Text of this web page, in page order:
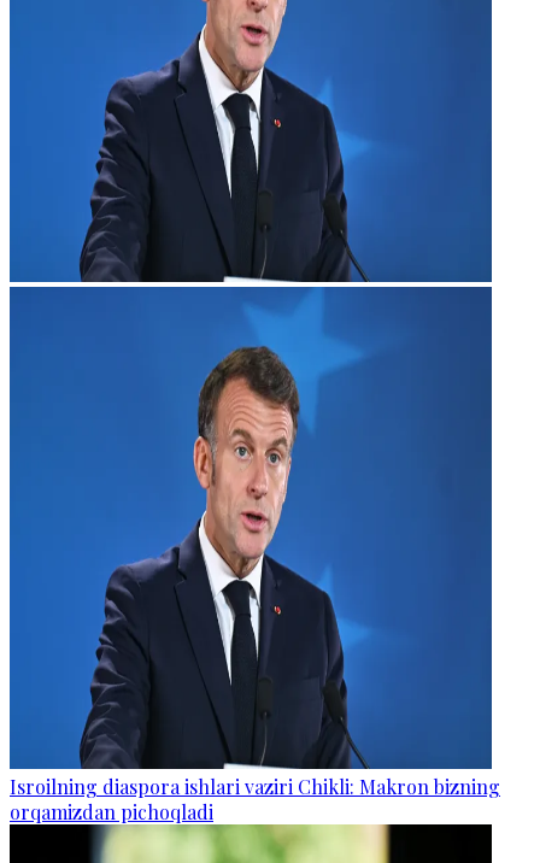
Isroilning diaspora ishlari vaziri Chikli: Makron bizning
orqamizdan pichoqladi